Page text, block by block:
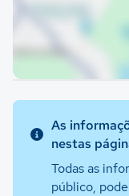
As
nestas
Todas as
público,